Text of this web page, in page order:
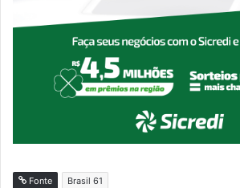
Fonte Brasil 61